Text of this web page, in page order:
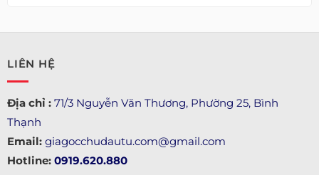
LIÊN HỆ
Địa chỉ : 71/3 Nguyễn Văn Thương, Phường 25, Bình
Thạnh
Email: giagocchudautu.com@gmail.com
Hotline: 0919.620.880